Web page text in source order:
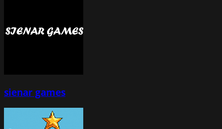
sienar games